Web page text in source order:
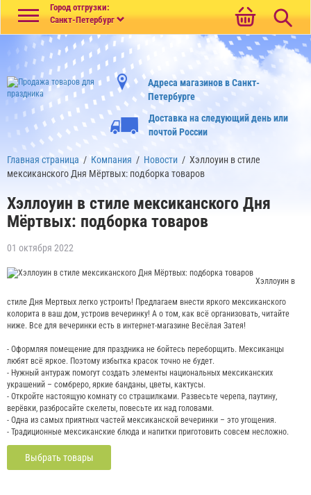
Город отгрузки:
Санкт-Петербург
Адреса магазинов в Санкт-
Петербурге
Доставка на следующий день или
почтой России
Главная страница / Компания / Новости / Хэллоуин в стиле
мексиканского Дня Мёртвых: подборка товаров
Хэллоуин в стиле мексиканского Дня
Мёртвых: подборка товаров
01 октября 2022
Хэллоуин в
стиле Дня Мертвых легко устроить! Предлагаем внести яркого мексиканского
колорита в ваш дом, устроив вечеринку! А о том, как всё организовать, читайте
ниже. Все для вечеринки есть в интернет-магазине Весёлая Затея!
- Оформляя помещение для праздника не бойтесь переборщить. Мексиканцы
любят всё яркое. Поэтому избытка красок точно не будет.
- Нужный антураж помогут создать элементы национальных мексиканских
украшений – сомбреро, яркие банданы, цветы, кактусы.
- Откройте настоящую комнату со страшилками. Развесьте черепа, паутину,
верёвки, разбросайте скелеты, повесьте их над головами.
- Одна из самых приятных частей мексиканской вечеринки – это угощения.
- Традиционные мексиканские блюда и напитки приготовить совсем несложно.
Выбрать товары